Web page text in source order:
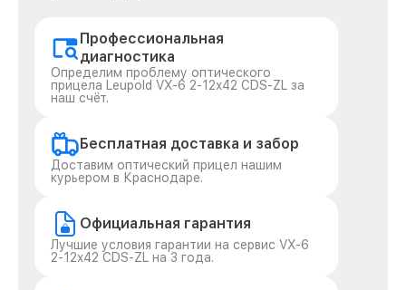
Профессиональная
диагностика
Определим проблему оптического
прицела Leupold VX-6 2-12x42 CDS-ZL за
наш счёт.
Бесплатная доставка и забор
Доставим оптический прицел нашим
курьером в Краснодаре.
Официальная гарантия
Лучшие условия гарантии на сервис VX-6
2-12x42 CDS-ZL на 3 года.